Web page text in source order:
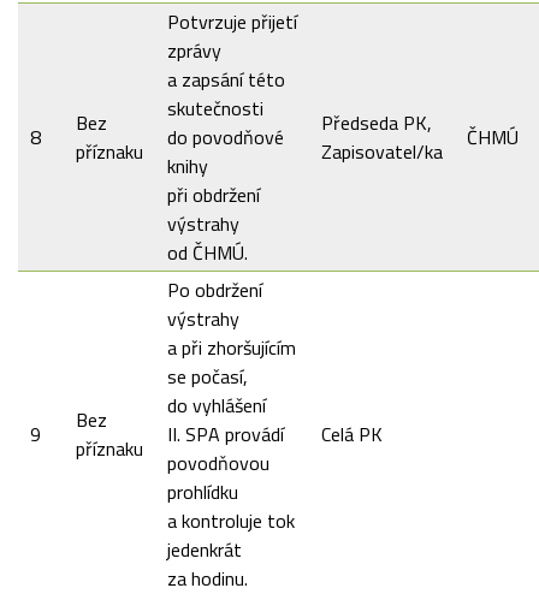
8
Bez
příznaku
Potvrzuje přijetí
zprávy
a zapsání této
skutečnosti
do povodňové
knihy
při obdržení
výstrahy
od ČHMÚ.
Předseda PK,
Zapisovatel/ka
ČHMÚ
9
Bez
příznaku
Po obdržení
výstrahy
a při zhoršujícím
se počasí,
do vyhlášení
II. SPA provádí
povodňovou
prohlídku
a kontroluje tok
jedenkrát
za hodinu.
Celá PK